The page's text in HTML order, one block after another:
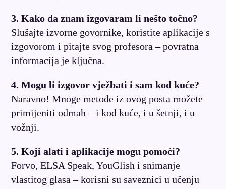
3. Kako da znam izgovaram li nešto točno?
Slušajte izvorne govornike, koristite aplikacije s
izgovorom i pitajte svog profesora – povratna
informacija je ključna.
4. Mogu li izgovor vježbati i sam kod kuće?
Naravno! Mnoge metode iz ovog posta možete
primijeniti odmah – i kod kuće, i u šetnji, i u
vožnji.
5. Koji alati i aplikacije mogu pomoći?
Forvo, ELSA Speak, YouGlish i snimanje
vlastitog glasa – korisni su saveznici u učenju